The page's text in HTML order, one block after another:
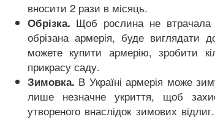
вносити 2 рази в місяць.
Обрізка. Щоб рослина не втрачала
обрізана армерія, буде
можете купити армерію, зробити
прикрасу саду.
Зимовка. В Україні армерія може
лише незначне укриття, щоб
утвореного внаслідок зимових